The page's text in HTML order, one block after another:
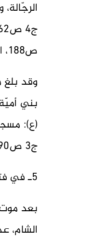
ص188، الإرشاد ج2 ص98].
وقد بلغ
بني
(ع):
ج3 ص490].
5ـ في فترة المختار الثقفيّ والزبيريّين:
بعد موت
الشام،